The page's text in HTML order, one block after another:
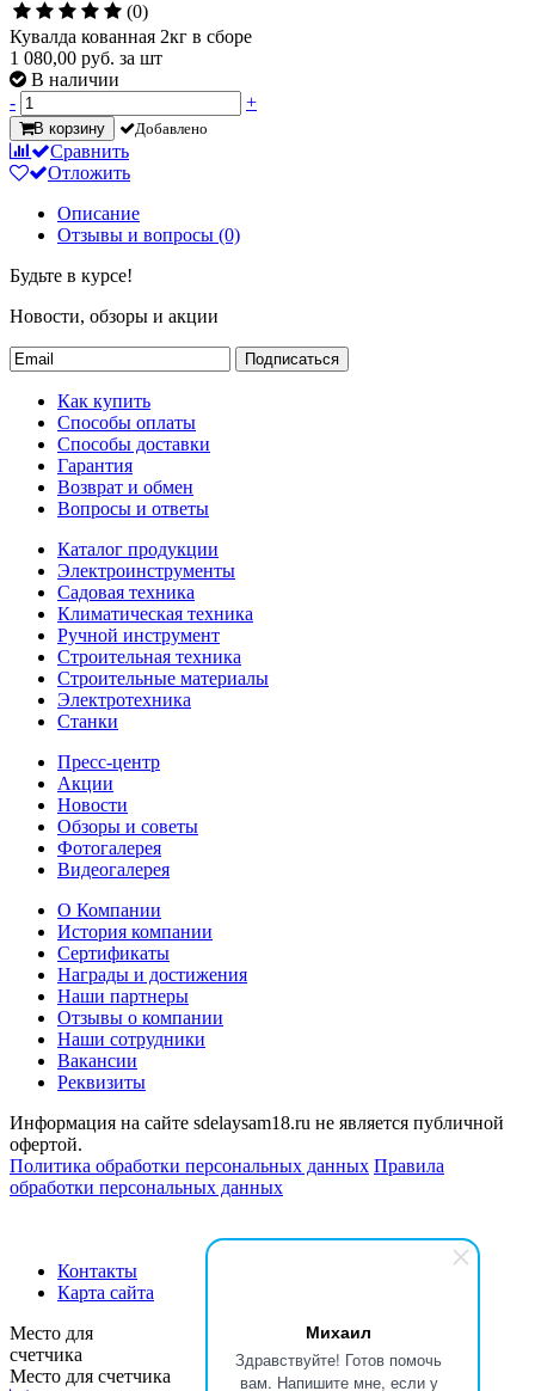
Михаил
Здравствуйте! Готов помочь
вам. Напишите мне, если у
(0)
Кувалда кованная 2кг в сборе
1 080,00 руб. за шт
В наличии
-
+
В корзину Добавлено
Сравнить
Отложить
Описание
Отзывы и вопросы (0)
Будьте в курсе!
Новости, обзоры и акции
Подписаться
Как купить
Способы оплаты
Способы доставки
Гарантия
Возврат и обмен
Вопросы и ответы
Каталог продукции
Электроинструменты
Садовая техника
Климатическая техника
Ручной инструмент
Строительная техника
Строительные материалы
Электротехника
Станки
Пресс-центр
Акции
Новости
Обзоры и советы
Фотогалерея
Видеогалерея
О Компании
История компании
Сертификаты
Награды и достижения
Наши партнеры
Отзывы о компании
Наши сотрудники
Вакансии
Реквизиты
Информация на сайте sdelaysam18.ru не является публичной
офертой.
Политика обработки персональных данных Правила
обработки персональных данных
Контакты
Карта сайта
Место для
счетчика
Место для счетчика